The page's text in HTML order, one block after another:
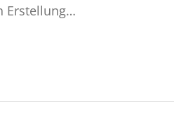
Erstellung…